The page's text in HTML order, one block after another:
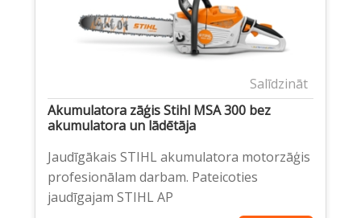
Salīdzināt
Akumulatora zāģis Stihl MSA 300 bez
akumulatora un lādētāja
Jaudīgākais STIHL akumulatora motorzāģis
profesionālam darbam. Pateicoties
jaudīgajam STIHL AP